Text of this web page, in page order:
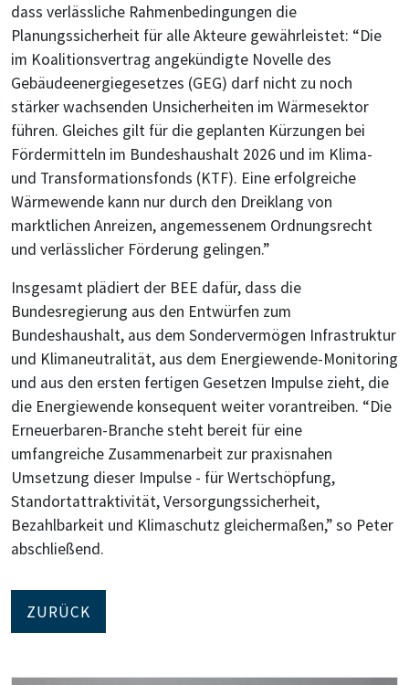
dass verlässliche Rahmenbedingungen die
Planungssicherheit für alle Akteure gewährleistet: “Die
im Koalitionsvertrag angekündigte Novelle des
Gebäudeenergiegesetzes (GEG) darf nicht zu noch
stärker wachsenden Unsicherheiten im Wärmesektor
führen. Gleiches gilt für die geplanten Kürzungen bei
Fördermitteln im Bundeshaushalt 2026 und im Klima-
und Transformationsfonds (KTF). Eine erfolgreiche
Wärmewende kann nur durch den Dreiklang von
marktlichen Anreizen, angemessenem Ordnungsrecht
und verlässlicher Förderung gelingen.”
Insgesamt plädiert der BEE dafür, dass die
Bundesregierung aus den Entwürfen zum
Bundeshaushalt, aus dem Sondervermögen Infrastruktur
und Klimaneutralität, aus dem Energiewende-Monitoring
und aus den ersten fertigen Gesetzen Impulse zieht, die
die Energiewende konsequent weiter vorantreiben. “Die
Erneuerbaren-Branche steht bereit für eine
umfangreiche Zusammenarbeit zur praxisnahen
Umsetzung dieser Impulse - für Wertschöpfung,
Standortattraktivität, Versorgungssicherheit,
Bezahlbarkeit und Klimaschutz gleichermaßen,” so Peter
abschließend.
ZURÜCK